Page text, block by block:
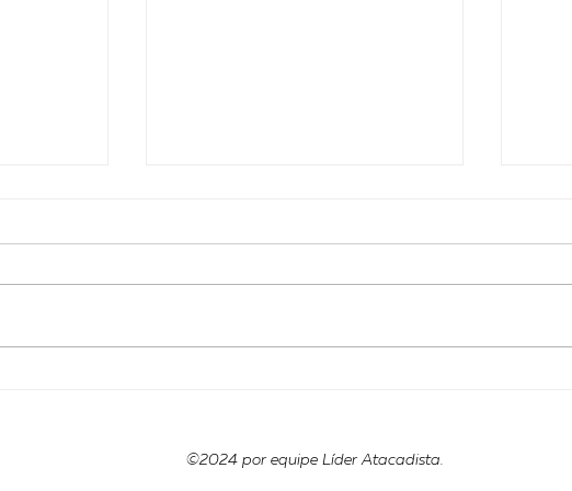
©2024 por equipe Líder Atacadista.